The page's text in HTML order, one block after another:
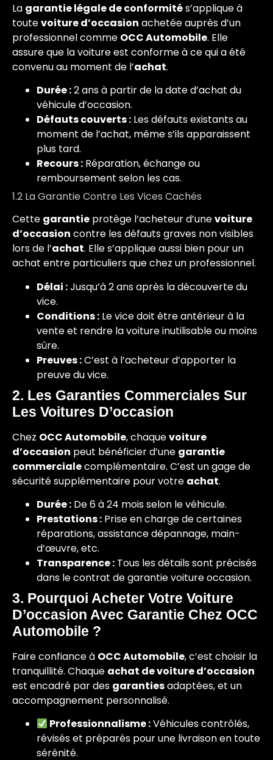
La garantie légale de conformités’applique à
toutevoiture d’occasion achetée auprès d’un
professionnel comme OCC Automobile. Elle
assure que la voiture est conforme à ce qui a été
convenu au moment de l’achat.
Durée :2 ans à partir de la date d’achat du
véhicule d’occasion.
Défauts couverts : Les défauts existants au
moment de l’achat, même s’ils apparaissent
plus tard.
Recours : Réparation, échange ou
remboursement selon les cas.
1.2 La Garantie Contre Les Vices Cachés
Cette garantie protège l’acheteur d’unevoiture
d’occasion contre les défauts graves non visibles
lors de l’achat. Elle s’applique aussi bien pour un
achat entre particuliers que chez un professionnel.
Délai :Jusqu’à 2 ans après la découverte du
vice.
Conditions : Le vice doit être antérieur à la
vente et rendre la voiture inutilisable ou moins
sûre.
Preuves :C’est à l’acheteur d’apporter la
preuve du vice.
2. Les Garanties Commerciales Sur
Les Voitures D’occasion
Chez OCC Automobile, chaquevoiture
d’occasion peut bénéficier d’une garantie
commercialecomplémentaire. C’est un gage de
sécurité supplémentaire pour votre achat.
Durée : De 6 à 24 mois selon le véhicule.
Prestations : Prise en charge de certaines
réparations, assistance dépannage, main-
d’œuvre, etc.
Transparence : Tous les détails sont précisés
dans le contrat de garantie voiture occasion.
3. Pourquoi Acheter Votre Voiture
D’occasion Avec Garantie Chez OCC
Automobile ?
Faire confiance à OCC Automobile, c’est choisir la
tranquillité. Chaque achat de voiture d’occasion
est encadré par des garantiesadaptées, et un
accompagnement personnalisé.
Professionnalisme :Véhicules contrôlés,
révisés et préparés pour une livraison en toute
sérénité.